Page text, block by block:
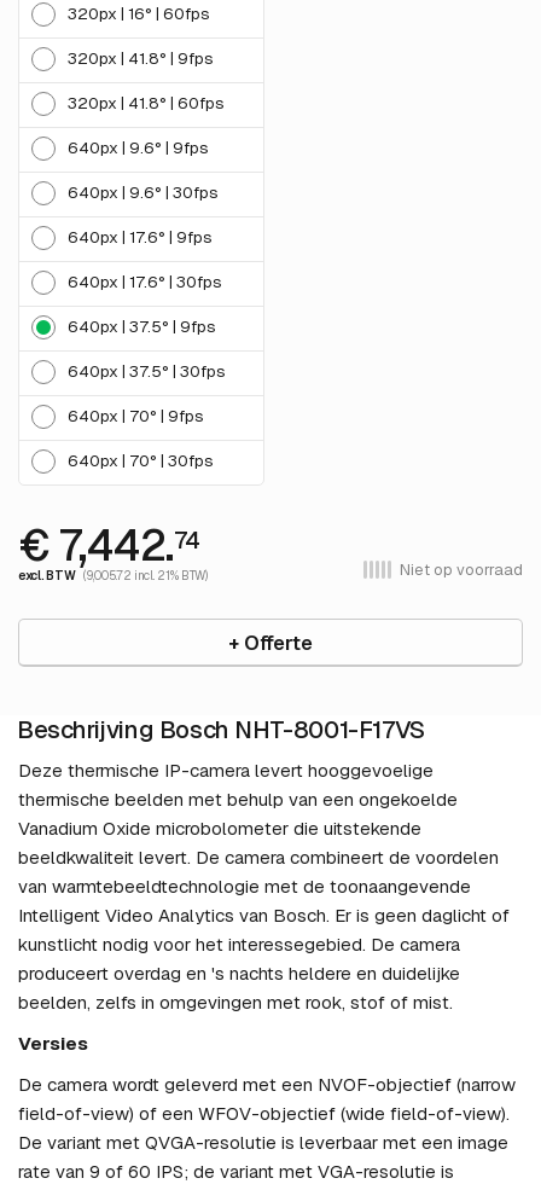
320px | 16° | 60fps
320px | 41.8° | 9fps
320px | 41.8° | 60fps
640px | 9.6° | 9fps
640px | 9.6° | 30fps
640px | 17.6° | 9fps
640px | 17.6° | 30fps
640px | 37.5° | 9fps
640px | 37.5° | 30fps
640px | 70° | 9fps
640px | 70° | 30fps
€ 7,442.74
excl. BTW (9,005.72 incl. 21% BTW) Niet op voorraad
+ Offerte
Beschrijving Bosch NHT-8001-F17VS
Deze thermische IP-camera levert hooggevoelige
thermische beelden met behulp van een ongekoelde
Vanadium Oxide microbolometer die uitstekende
beeldkwaliteit levert. De camera combineert de voordelen
van warmtebeeldtechnologie met de toonaangevende
Intelligent Video Analytics van Bosch. Er is geen daglicht of
kunstlicht nodig voor het interessegebied. De camera
produceert overdag en 's nachts heldere en duidelijke
beelden, zelfs in omgevingen met rook, stof of mist.
Versies
De camera wordt geleverd met een NVOF-objectief (narrow
field-of-view) of een WFOV-objectief (wide field-of-view).
De variant met QVGA-resolutie is leverbaar met een image
rate van 9 of 60 IPS; de variant met VGA-resolutie is